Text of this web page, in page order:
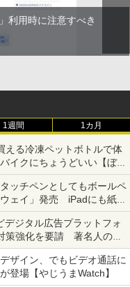
利用時に注意すべき
1週間 1カ月
る冷凍ペットボトルで体
イクにちょうどいい【ぼっ
間でなにしてる？】
ッチペンとしてもボールペ
ェイ」発売 iPadにも紙に
ジタル広告プラットフォ
策強化を要請 著名人の写
策として
ザイン、でもビデオ通話に
登場【やじうまWatch】